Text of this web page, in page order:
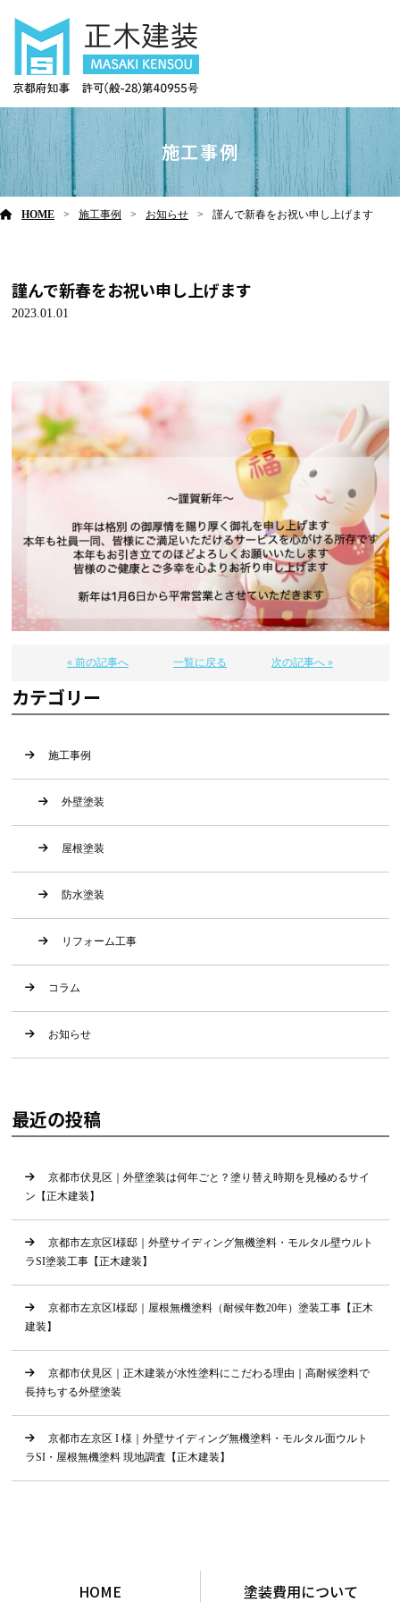
施工事例
HOME 施工事例 お知らせ 謹んで新春をお祝い申し上げます
謹んで新春をお祝い申し上げます
2023.01.01
« 前の記事へ 一覧に戻る 次の記事へ »
カテゴリー
施工事例
外壁塗装
屋根塗装
防水塗装
リフォーム工事
コラム
お知らせ
最近の投稿
京都市伏見区｜外壁塗装は何年ごと？塗り替え時期を見極めるサイ
ン【正木建装】
京都市左京区I様邸｜外壁サイディング無機塗料・モルタル壁ウルト
ラSI塗装工事【正木建装】
京都市左京区I様邸｜屋根無機塗料（耐候年数20年）塗装工事【正木
建装】
京都市伏見区｜正木建装が水性塗料にこだわる理由｜高耐候塗料で
長持ちする外壁塗装
京都市左京区 I 様｜外壁サイディング無機塗料・モルタル面ウルト
ラSI・屋根無機塗料 現地調査【正木建装】
HOME 塗装費用について